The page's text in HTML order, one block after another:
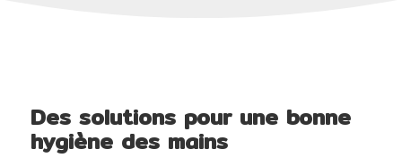
Des solutions pour une bonne
hygiène des mains